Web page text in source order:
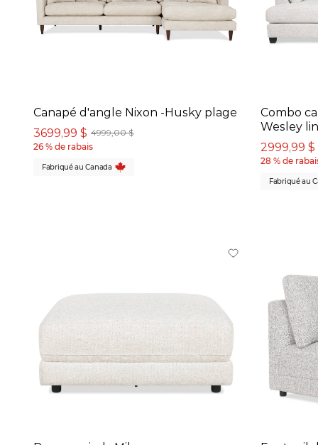
Canapé d'angle Nixon -Husky plage
4999,00 $
3699,99 $
26 % de rabais
Fabriqué au Canada
Combo
Wesley lin
2999,99 $
28 % de
Fabriqué au